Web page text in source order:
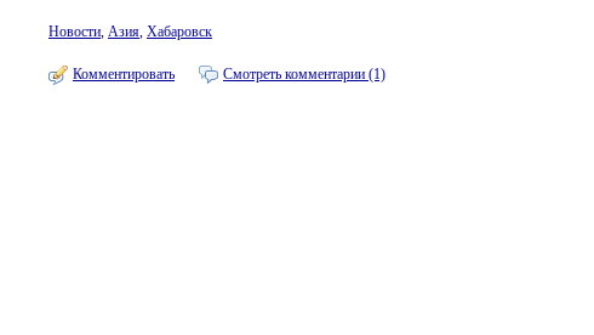
Новости, Азия, Хабаровск
Комментировать Смотреть комментарии (1)